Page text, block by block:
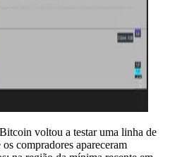
voltou a testar uma linha de
compradores apareceram